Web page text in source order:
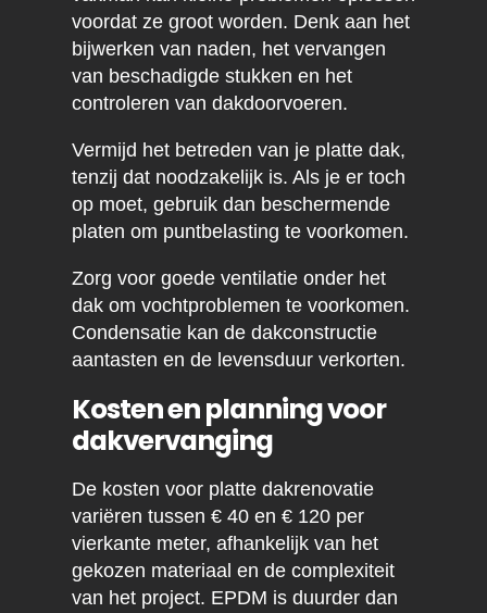
voordat ze groot worden. Denk aan het
bijwerken van naden, het vervangen
van beschadigde stukken en het
controleren van dakdoorvoeren.
Vermijd het betreden van je platte dak,
tenzij dat noodzakelijk is. Als je er toch
op moet, gebruik dan beschermende
platen om puntbelasting te voorkomen.
Zorg voor goede ventilatie onder het
dak om vochtproblemen te voorkomen.
Condensatie kan de dakconstructie
aantasten en de levensduur verkorten.
Kosten en planning voor
dakvervanging
De kosten voor platte dakrenovatie
variëren tussen € 40 en € 120 per
vierkante meter, afhankelijk van het
gekozen materiaal en de complexiteit
van het project. EPDM is duurder dan